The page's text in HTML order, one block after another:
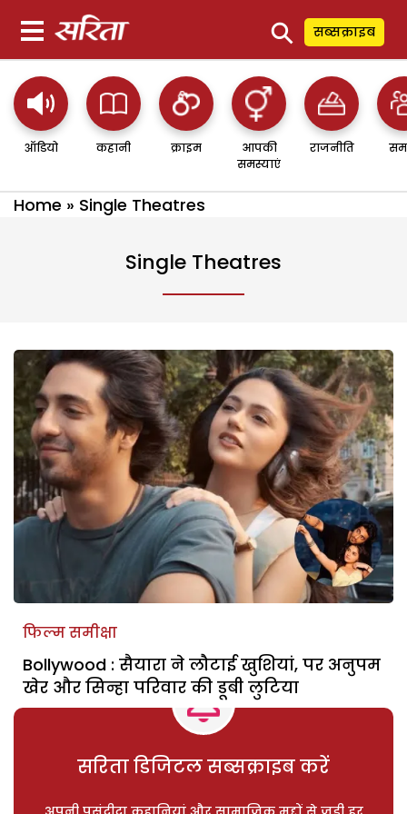
⚲ सब्सक्राइब
ऑडियो कहानी क्राइम
आपकी
समस्याएं
राजनीति
Home » Single Theatres
Single Theatres
फिल्म समीक्षा
Bollywood : सैयारा ने लौटाई खुशियां, पर अनुपम
खेर और सिन्हा परिवार की डूबी लुटिया
सरिता डिजिटल सब्सक्राइब करें